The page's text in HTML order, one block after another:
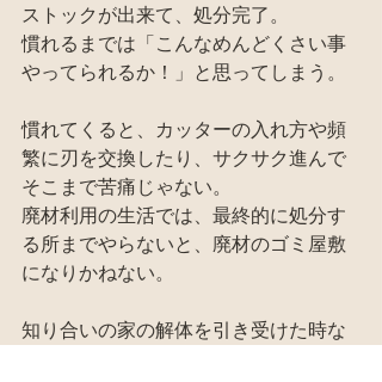
ストックが出来て、処分完了。
慣れるまでは「こんなめんどくさい事
やってられるか！」と思ってしまう。
慣れてくると、カッターの入れ方や頻
繁に刃を交換したり、サクサク進んで
そこまで苦痛じゃない。
廃材利用の生活では、最終的に処分す
る所までやらないと、廃材のゴミ屋敷
になりかねない。
知り合いの家の解体を引き受けた時な